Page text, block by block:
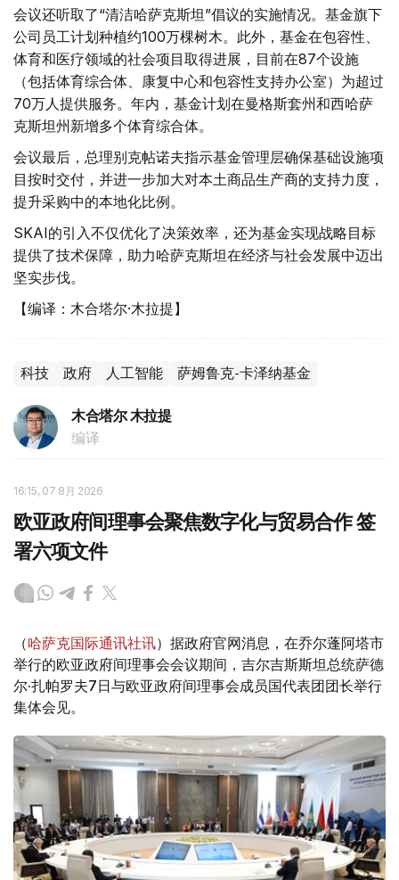
会议还听取了“清洁哈萨克斯坦”倡议的实施情况。基金旗下
公司员工计划种植约100万棵树木。此外，基金在包容性、
体育和医疗领域的社会项目取得进展，目前在87个设施
（包括体育综合体、康复中心和包容性支持办公室）为超过
70万人提供服务。年内，基金计划在曼格斯套州和西哈萨
克斯坦州新增多个体育综合体。
会议最后，总理别克帖诺夫指示基金管理层确保基础设施项
目按时交付，并进一步加大对本土商品生产商的支持力度，
提升采购中的本地化比例。
SKAI的引入不仅优化了决策效率，还为基金实现战略目标
提供了技术保障，助力哈萨克斯坦在经济与社会发展中迈出
坚实步伐。
【编译：木合塔尔·木拉提】
科技 政府 人工智能 萨姆鲁克-卡泽纳基金
木合塔尔 木拉提
编译
16:15, 07 8月 2026
欧亚政府间理事会聚焦数字化与贸易合作 签
署六项文件
（哈萨克国际通讯社讯）据政府官网消息，在乔尔蓬阿塔市
举行的欧亚政府间理事会会议期间，吉尔吉斯斯坦总统萨德
尔·扎帕罗夫7日与欧亚政府间理事会成员国代表团团长举行
集体会见。